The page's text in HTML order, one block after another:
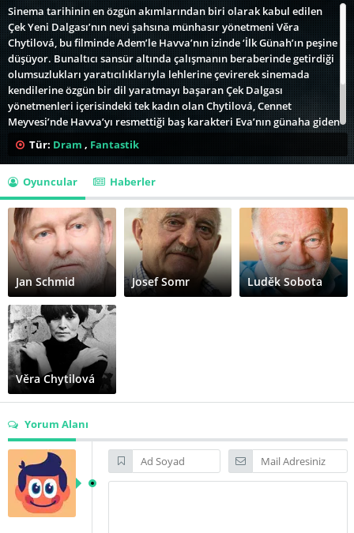
Sinema tarihinin en özgün akımlarından biri olarak kabul edilen
Çek Yeni Dalgası’nın nevi şahsına münhasır yönetmeni Věra
Chytilová, bu filminde Adem’le Havva’nın izinde ‘İlk Günah’ın peşine
düşüyor. Bunaltıcı sansür altında çalışmanın beraberinde getirdiği
olumsuzlukları yaratıcılıklarıyla lehlerine çevirerek sinemada
kendilerine özgün bir dil yaratmayı başaran Çek Dalgası
yönetmenleri içerisindeki tek kadın olan Chytilová, Cennet
Meyvesi’nde Havva’yı resmettiği baş karakteri Eva’nın günaha giden
yolunu anlatıyor seyircisine. Eva ve kocası Josef’in toplumdan
kopuk, doğayla iç içe sürdürdükleri hayat, Eva’nın filmde şeytanı
temsil eden Robert karakteriyle karşılaşması ve onun peşinden
gitmesiyle kirleniyor.
Tür: Dram , Fantastik
Oyuncular Haberler
Jan Schmid Josef Somr Luděk Sobota
Věra Chytilová
Yorum Alanı